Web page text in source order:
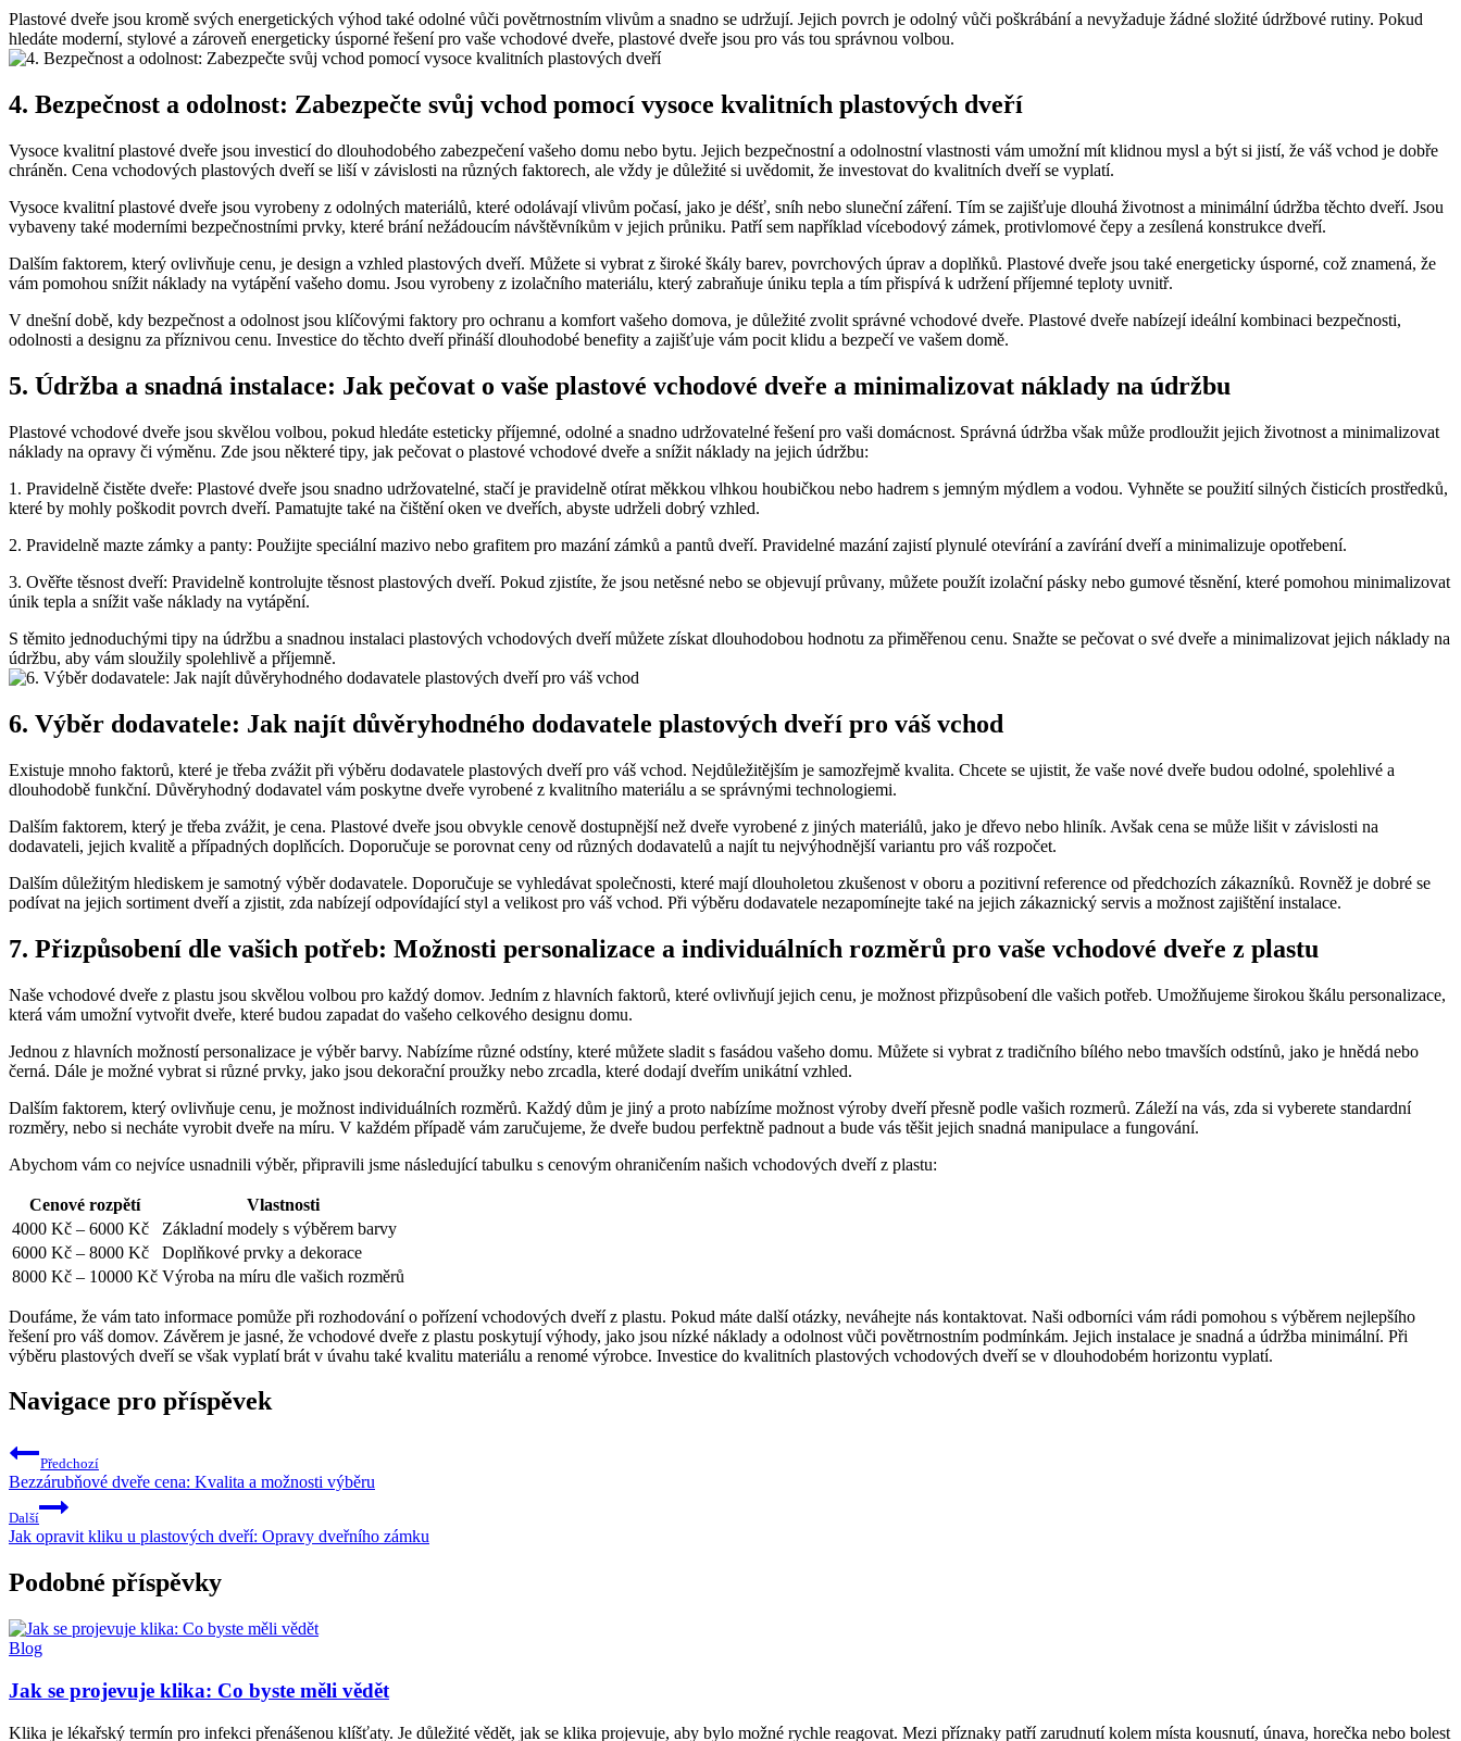
Plastové dveře jsou kromě svých energetických výhod také odolné vůči povětrnostním vlivům a snadno se udržují. Jejich povrch je odolný vůči poškrábání a nevyžaduje žádné složité údržbové rutiny. Pokud
hledáte moderní, stylové a zároveň energeticky úsporné řešení pro vaše vchodové dveře, plastové dveře jsou pro vás tou správnou volbou.
4. Bezpečnost a odolnost: Zabezpečte svůj vchod pomocí vysoce kvalitních plastových dveří
Vysoce kvalitní plastové dveře jsou investicí do dlouhodobého zabezpečení vašeho domu nebo bytu. Jejich bezpečnostní a odolnostní vlastnosti vám umožní mít klidnou mysl a být si jistí, že váš vchod je dobře
chráněn. Cena vchodových plastových dveří se liší v závislosti na různých faktorech, ale vždy je důležité si uvědomit, že investovat do kvalitních dveří se vyplatí.
Vysoce kvalitní plastové dveře jsou vyrobeny z odolných materiálů, které odolávají vlivům počasí, jako je déšť, sníh nebo sluneční záření. Tím se zajišťuje dlouhá životnost a minimální údržba těchto dveří. Jsou
vybaveny také moderními bezpečnostními prvky, které brání nežádoucím návštěvníkům v jejich průniku. Patří sem například vícebodový zámek, protivlomové čepy a zesílená konstrukce dveří.
Dalším faktorem, který ovlivňuje cenu, je design a vzhled plastových dveří. Můžete si vybrat z široké škály barev, povrchových úprav a doplňků. Plastové dveře jsou také energeticky úsporné, což znamená, že
vám pomohou snížit náklady na vytápění vašeho domu. Jsou vyrobeny z izolačního materiálu, který zabraňuje úniku tepla a tím přispívá k udržení příjemné teploty uvnitř.
V dnešní době, kdy bezpečnost a odolnost jsou klíčovými faktory pro ochranu a komfort vašeho domova, je důležité zvolit správné vchodové dveře. Plastové dveře nabízejí ideální kombinaci bezpečnosti,
odolnosti a designu za příznivou cenu. Investice do těchto dveří přináší dlouhodobé benefity a zajišťuje vám pocit klidu a bezpečí ve vašem domě.
5. Údržba a snadná instalace: Jak pečovat o vaše plastové vchodové dveře a minimalizovat náklady na údržbu
Plastové vchodové dveře jsou skvělou volbou, pokud hledáte esteticky příjemné, odolné a snadno udržovatelné řešení pro vaši domácnost. Správná údržba však může prodloužit jejich životnost a minimalizovat
náklady na opravy či výměnu. Zde jsou některé tipy, jak pečovat o plastové vchodové dveře a snížit náklady na jejich údržbu:
1. Pravidelně čistěte dveře: Plastové dveře jsou snadno udržovatelné, stačí je pravidelně otírat měkkou vlhkou houbičkou nebo hadrem s jemným mýdlem a vodou. Vyhněte se použití silných čisticích prostředků,
které by mohly poškodit povrch dveří. Pamatujte také na čištění oken ve dveřích, abyste udrželi dobrý vzhled.
2. Pravidelně mazte zámky a panty: Použijte speciální mazivo nebo grafitem pro mazání zámků a pantů dveří. Pravidelné mazání zajistí plynulé otevírání a zavírání dveří a minimalizuje opotřebení.
3. Ověřte těsnost dveří: Pravidelně kontrolujte těsnost plastových dveří. Pokud zjistíte, že jsou netěsné nebo se objevují průvany, můžete použít izolační pásky nebo gumové těsnění, které pomohou minimalizovat
únik tepla a snížit vaše náklady na vytápění.
S těmito jednoduchými tipy na údržbu a snadnou instalaci plastových vchodových dveří můžete získat dlouhodobou hodnotu za přiměřenou cenu. Snažte se pečovat o své dveře a minimalizovat jejich náklady na
údržbu, aby vám sloužily spolehlivě a příjemně.
6. Výběr dodavatele: Jak najít důvěryhodného dodavatele plastových dveří pro váš vchod
Existuje mnoho faktorů, které je třeba zvážit při výběru dodavatele plastových dveří pro váš vchod. Nejdůležitějším je samozřejmě kvalita. Chcete se ujistit, že vaše nové dveře budou odolné, spolehlivé a
dlouhodobě funkční. Důvěryhodný dodavatel vám poskytne dveře vyrobené z kvalitního materiálu a se správnými technologiemi.
Dalším faktorem, který je třeba zvážit, je cena. Plastové dveře jsou obvykle cenově dostupnější než dveře vyrobené z jiných materiálů, jako je dřevo nebo hliník. Avšak cena se může lišit v závislosti na
dodavateli, jejich kvalitě a případných doplňcích. Doporučuje se porovnat ceny od různých dodavatelů a najít tu nejvýhodnější variantu pro váš rozpočet.
Dalším důležitým hlediskem je samotný výběr dodavatele. Doporučuje se vyhledávat společnosti, které mají dlouholetou zkušenost v oboru a pozitivní reference od předchozích zákazníků. Rovněž je dobré se
podívat na jejich sortiment dveří a zjistit, zda nabízejí odpovídající styl a velikost pro váš vchod. Při výběru dodavatele nezapomínejte také na jejich zákaznický servis a možnost zajištění instalace.
7. Přizpůsobení dle vašich potřeb: Možnosti personalizace a individuálních rozměrů pro vaše vchodové dveře z plastu
Naše vchodové dveře z plastu jsou skvělou volbou pro každý domov. Jedním z hlavních faktorů, které ovlivňují jejich cenu, je možnost přizpůsobení dle vašich potřeb. Umožňujeme širokou škálu personalizace,
která vám umožní vytvořit dveře, které budou zapadat do vašeho celkového designu domu.
Jednou z hlavních možností personalizace je výběr barvy. Nabízíme různé odstíny, které můžete sladit s fasádou vašeho domu. Můžete si vybrat z tradičního bílého nebo tmavších odstínů, jako je hnědá nebo
černá. Dále je možné vybrat si různé prvky, jako jsou dekorační proužky nebo zrcadla, které dodají dveřím unikátní vzhled.
Dalším faktorem, který ovlivňuje cenu, je možnost individuálních rozměrů. Každý dům je jiný a proto nabízíme možnost výroby dveří přesně podle vašich rozmerů. Záleží na vás, zda si vyberete standardní
rozměry, nebo si necháte vyrobit dveře na míru. V každém případě vám zaručujeme, že dveře budou perfektně padnout a bude vás těšit jejich snadná manipulace a fungování.
Abychom vám co nejvíce usnadnili výběr, připravili jsme následující tabulku s cenovým ohraničením našich vchodových dveří z plastu:
Cenové rozpětí
Vlastnosti
4000 Kč – 6000 Kč
Základní modely s výběrem barvy
6000 Kč – 8000 Kč
Doplňkové prvky a dekorace
8000 Kč – 10000 Kč Výroba na míru dle vašich rozměrů
Doufáme, že vám tato informace pomůže při rozhodování o pořízení vchodových dveří z plastu. Pokud máte další otázky, neváhejte nás kontaktovat. Naši odborníci vám rádi pomohou s výběrem nejlepšího
řešení pro váš domov. Závěrem je jasné, že vchodové dveře z plastu poskytují výhody, jako jsou nízké náklady a odolnost vůči povětrnostním podmínkám. Jejich instalace je snadná a údržba minimální. Při
výběru plastových dveří se však vyplatí brát v úvahu také kvalitu materiálu a renomé výrobce. Investice do kvalitních plastových vchodových dveří se v dlouhodobém horizontu vyplatí.
Navigace pro příspěvek
Předchozí
Bezzárubňové dveře cena: Kvalita a možnosti výběru
Další
Jak opravit kliku u plastových dveří: Opravy dveřního zámku
Podobné příspěvky
Blog
Jak se projevuje klika: Co byste měli vědět
Klika je lékařský termín pro infekci přenášenou klíšťaty. Je důležité vědět, jak se klika projevuje, aby bylo možné rychle reagovat. Mezi příznaky patří zarudnutí kolem místa kousnutí, únava, horečka nebo bolest